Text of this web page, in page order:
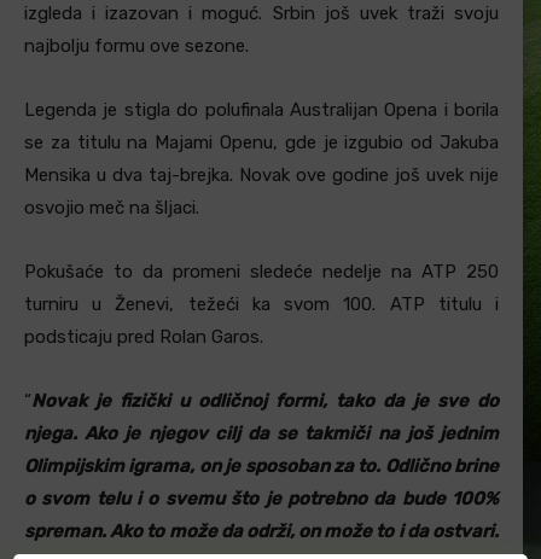
izgleda i izazovan i moguć. Srbin još uvek traži svoju
najbolju formu ove sezone.
Legenda je stigla do polufinala Australijan Opena i borila
se za titulu na Majami Openu, gde je izgubio od Jakuba
Mensika u dva taj-brejka. Novak ove godine još uvek nije
osvojio meč na šljaci.
Pokušaće to da promeni sledeće nedelje na ATP 250
turniru u Ženevi, težeći ka svom 100. ATP titulu i
podsticaju pred Rolan Garos.
“Novak je fizički u odličnoj formi, tako da je sve do
njega. Ako je njegov cilj da se takmiči na još jednim
Olimpijskim igrama, on je sposoban za to. Odlično brine
o svom telu i o svemu što je potrebno da bude 100%
spreman. Ako to može da održi, on može to i da ostvari.